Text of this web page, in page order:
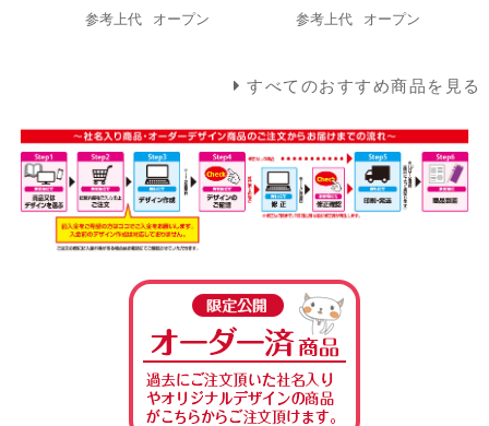
参考上代
オープン
参考上代
オープン
すべてのおすすめ商品を見る